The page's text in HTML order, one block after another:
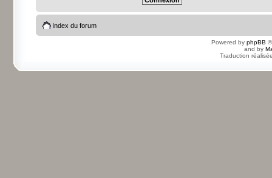
Index du forum
Powered by phpBB
and by
Traduction